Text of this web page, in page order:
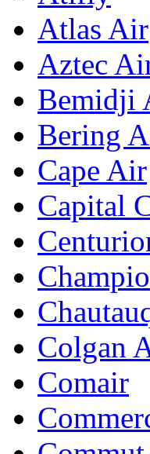
Atlas Air
Aztec
Bemidji
Bering
Cape Air
Capital
Colgan
Comair